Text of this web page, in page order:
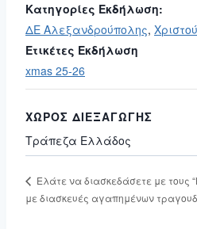
Κατηγορίες Εκδήλωση:
ΔΕ Αλεξανδρούπολης,
Ετικέτες Εκδήλωση
xmas 25-26
ΧΏΡΟΣ ΔΙΕΞΑΓΩΓΉΣ
Τράπεζα Ελλάδος
Ελάτε να διασκεδάσετε με τους
με διασκευές αγαπημένων